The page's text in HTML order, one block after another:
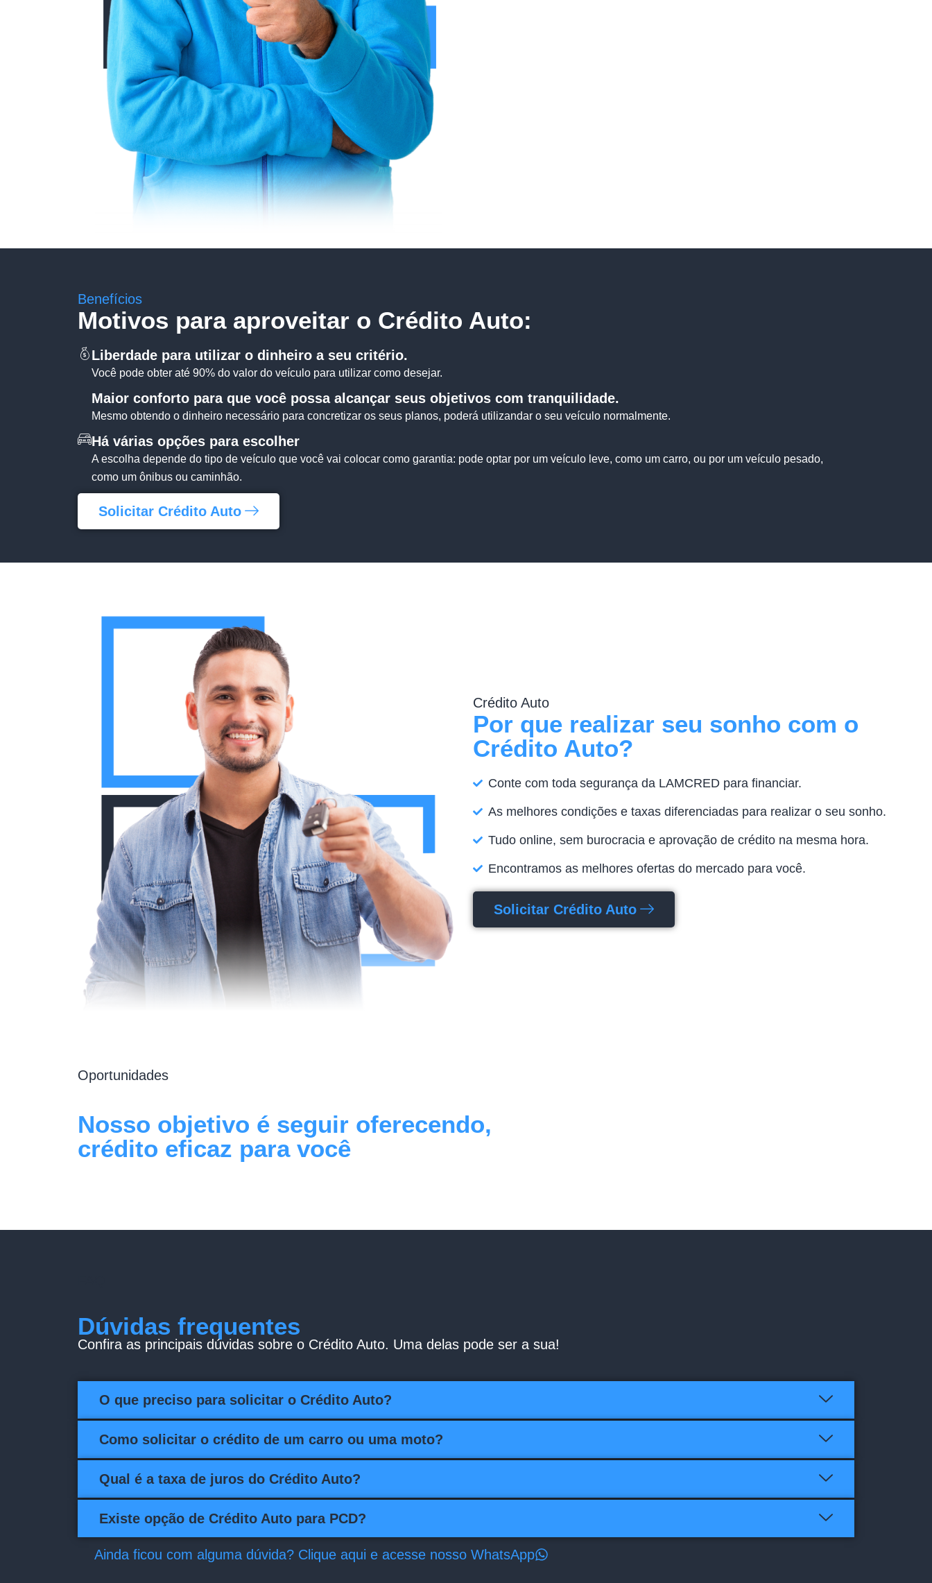
Benefícios
Motivos para aproveitar o Crédito Auto:
Liberdade para utilizar o dinheiro a seu critério.
Você pode obter até 90% do valor do veículo para utilizar como desejar.
Maior conforto para que você possa alcançar seus objetivos com tranquilidade.
Mesmo obtendo o dinheiro necessário para concretizar os seus planos, poderá utilizandar o seu veículo normalmente.
Há várias opções para escolher
A escolha depende do tipo de veículo que você vai colocar como garantia: pode optar por um veículo leve, como um carro, ou por um veículo pesado,
como um ônibus ou caminhão.
Solicitar Crédito Auto
Crédito Auto
Por que realizar seu sonho com o
Crédito Auto?
Conte com toda segurança da LAMCRED para financiar.
As melhores condições e taxas diferenciadas para realizar o seu sonho.
Tudo online, sem burocracia e aprovação de crédito na mesma hora.
Encontramos as melhores ofertas do mercado para você.
Solicitar Crédito Auto
Oportunidades
Nosso objetivo é seguir oferecendo,
crédito eficaz para você
Dúvidas frequentes
Confira as principais dúvidas sobre o Crédito Auto. Uma delas pode ser a sua!
O que preciso para solicitar o Crédito Auto?
Como solicitar o crédito de um carro ou uma moto?
Qual é a taxa de juros do Crédito Auto?
Existe opção de Crédito Auto para PCD?
Ainda ficou com alguma dúvida? Clique aqui e acesse nosso WhatsApp